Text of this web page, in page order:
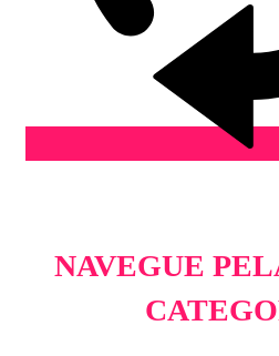
NAVEGUE